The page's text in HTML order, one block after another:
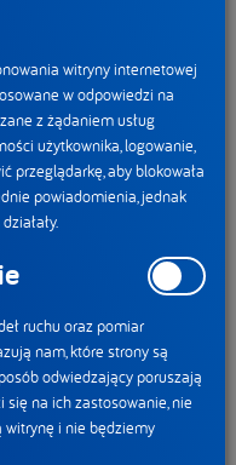
że społeczna
ze strategią
One Health”, którą się
i równowaga planety
jeden element nie
z nas ma tylko
witryny internetowej
w odpowiedzi na
z żądaniem usług
użytkownika, logowanie,
przeglądarkę, aby blokowała
powiadomienia, jednak
ruchu oraz pomiar
nam, które strony są
odwiedzający poruszają
na ich zastosowanie, nie
witrynę i nie będziemy